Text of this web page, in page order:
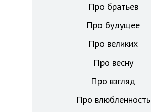
Про братьев
Про будущее
Про великих
Про весну
Про взгляд
Про влюбленность